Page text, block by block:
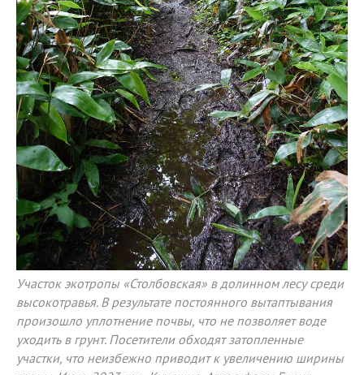
Участок экотропы «Столбовская» в долинном лесу среди
высокотравья. В результате постоянного вытаптывания
произошло уплотнение почвы, что не позволяет воде
уходить в грунт. Посетители обходят затопленные
участки, что неизбежно приводит к увеличению ширины